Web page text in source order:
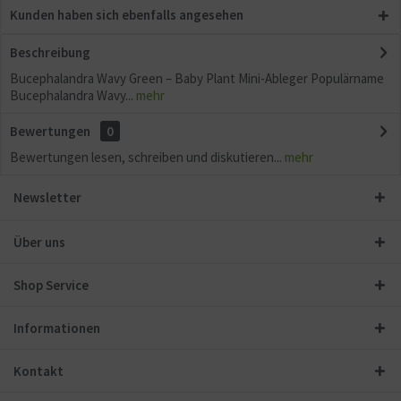
Kunden haben sich ebenfalls angesehen
Beschreibung
Bucephalandra Wavy Green – Baby Plant Mini-Ableger Populärname
Bucephalandra Wavy... mehr
Bewertungen
0
Bewertungen lesen, schreiben und diskutieren... mehr
Newsletter
Über uns
Shop Service
Informationen
Kontakt